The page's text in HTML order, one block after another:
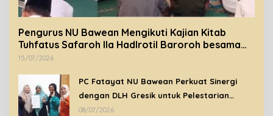
Pengurus NU Bawean Mengikuti Kajian Kitab
Tuhfatus Safaroh Ila Hadlrotil Baroroh besama
Syeikh Rohimuddin Nawawi Al-Bantani.
15/07/2026
PC Fatayat NU Bawean Perkuat Sinergi
dengan DLH Gresik untuk Pelestarian
Lingkungan di Bawean
08/07/2026